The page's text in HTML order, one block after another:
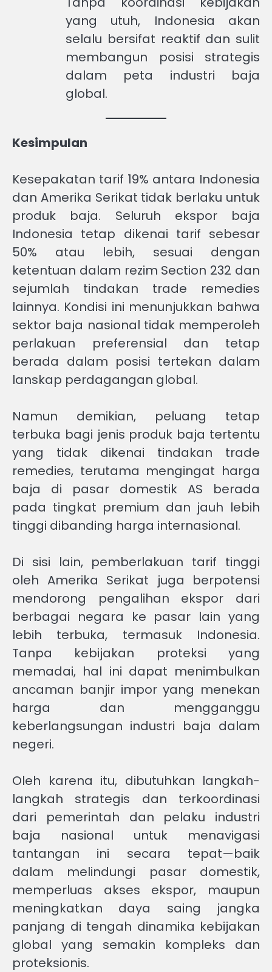
yang utuh, Indonesia akan
selalu bersifat reaktif dan sulit
membangun posisi strategis
dalam peta industri baja
global.
Kesimpulan
Kesepakatan tarif 19% antara Indonesia
dan Amerika Serikat tidak berlaku untuk
produk baja. Seluruh ekspor baja
Indonesia tetap dikenai tarif sebesar
50% atau lebih, sesuai dengan
ketentuan dalam rezim Section 232 dan
sejumlah tindakan trade remedies
lainnya. Kondisi ini menunjukkan bahwa
sektor baja nasional tidak memperoleh
perlakuan preferensial dan tetap
berada dalam posisi tertekan dalam
lanskap perdagangan global.
Namun demikian, peluang tetap
terbuka bagi jenis produk baja tertentu
yang tidak dikenai tindakan trade
remedies, terutama mengingat harga
baja di pasar domestik AS berada
pada tingkat premium dan jauh lebih
tinggi dibanding harga internasional.
Di sisi lain, pemberlakuan tarif tinggi
oleh Amerika Serikat juga berpotensi
mendorong pengalihan ekspor dari
berbagai negara ke pasar lain yang
lebih terbuka, termasuk Indonesia.
Tanpa kebijakan proteksi yang
memadai, hal ini dapat menimbulkan
ancaman banjir impor yang menekan
harga dan mengganggu
keberlangsungan industri baja dalam
negeri.
Oleh karena itu, dibutuhkan langkah-
langkah strategis dan terkoordinasi
dari pemerintah dan pelaku industri
baja nasional untuk menavigasi
tantangan ini secara tepat—baik
dalam melindungi pasar domestik,
memperluas akses ekspor, maupun
meningkatkan daya saing jangka
panjang di tengah dinamika kebijakan
global yang semakin kompleks dan
proteksionis.